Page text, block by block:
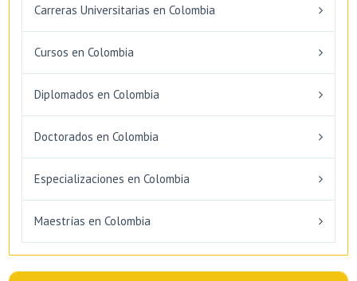
Carreras Universitarias en Colombia
Cursos en Colombia
Diplomados en Colombia
Doctorados en Colombia
Especializaciones en Colombia
Maestrías en Colombia